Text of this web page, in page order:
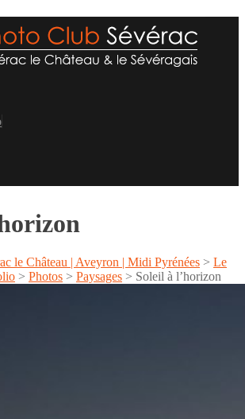
le Château | Aveyron | Midi Pyrénées > Le
> Photos > Paysages > Soleil à l’horizon